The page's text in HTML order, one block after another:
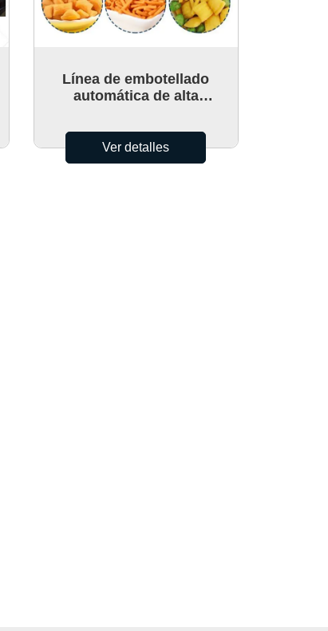
Línea de embotellado
automática de alta
aceite para salsa de soja,
aceite de maní
Ver detalles